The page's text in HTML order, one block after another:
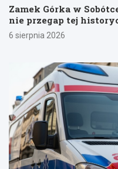
Zamek Górka w
nie przegap tej
6 sierpnia 2026